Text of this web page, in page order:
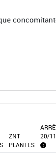
ZNT
PLANTES
20/